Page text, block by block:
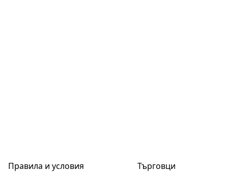
Правила и условия
Търговци